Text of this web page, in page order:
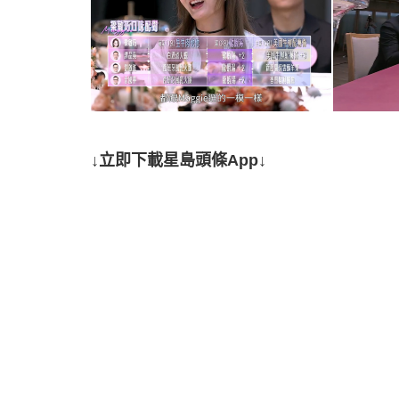
↓立即下載星島頭條App↓